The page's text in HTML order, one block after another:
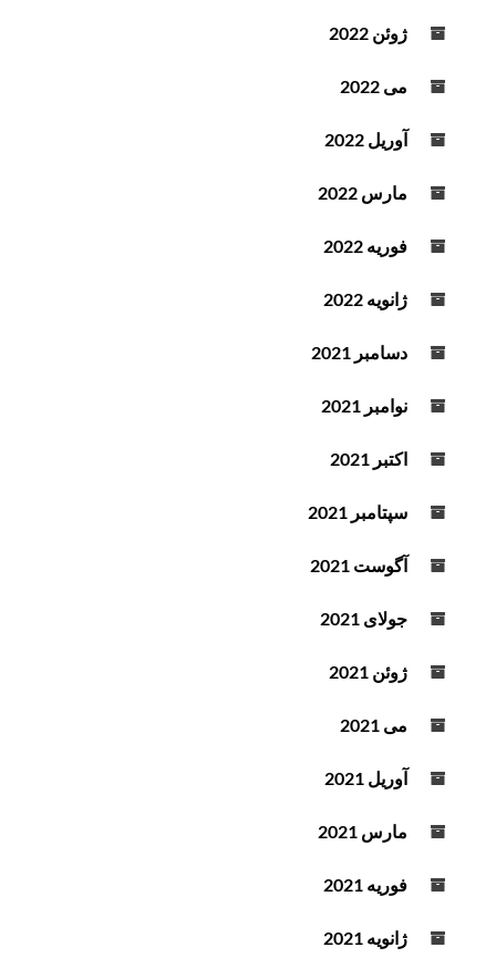
ژوئن 2022
می 2022
آوریل 2022
مارس 2022
فوریه 2022
ژانویه 2022
دسامبر 2021
نوامبر 2021
اکتبر 2021
سپتامبر 2021
آگوست 2021
جولای 2021
ژوئن 2021
می 2021
آوریل 2021
مارس 2021
فوریه 2021
ژانویه 2021